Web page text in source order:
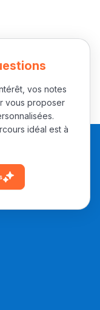
vos notes
vous proposer
idéal est à